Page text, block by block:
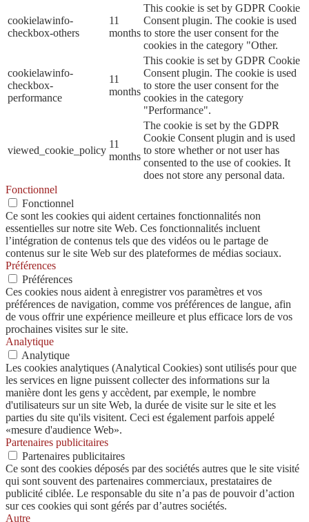
cookielawinfo-
checkbox-others
11
months
This cookie is set by GDPR Cookie
Consent plugin. The cookie is used
to store the user consent for the
cookies in the category "Other.
cookielawinfo-
checkbox-
performance
11
months
This cookie is set by GDPR Cookie
Consent plugin. The cookie is used
to store the user consent for the
cookies in the category
"Performance".
viewed_cookie_policy
11
months
The cookie is set by the GDPR
Cookie Consent plugin and is used
to store whether or not user has
consented to the use of cookies. It
does not store any personal data.
Fonctionnel
Fonctionnel
Ce sont les cookies qui aident certaines fonctionnalités non
essentielles sur notre site Web. Ces fonctionnalités incluent
l’intégration de contenus tels que des vidéos ou le partage de
contenus sur le site Web sur des plateformes de médias sociaux.
Préférences
Préférences
Ces cookies nous aident à enregistrer vos paramètres et vos
préférences de navigation, comme vos préférences de langue, afin
de vous offrir une expérience meilleure et plus efficace lors de vos
prochaines visites sur le site.
Analytique
Analytique
Les cookies analytiques (Analytical Cookies) sont utilisés pour que
les services en ligne puissent collecter des informations sur la
manière dont les gens y accèdent, par exemple, le nombre
d'utilisateurs sur un site Web, la durée de visite sur le site et les
parties du site qu'ils visitent. Ceci est également parfois appelé
«mesure d'audience Web».
Partenaires publicitaires
Partenaires publicitaires
Ce sont des cookies déposés par des sociétés autres que le site visité
qui sont souvent des partenaires commerciaux, prestataires de
publicité ciblée. Le responsable du site n’a pas de pouvoir d’action
sur ces cookies qui sont gérés par d’autres sociétés.
Autre